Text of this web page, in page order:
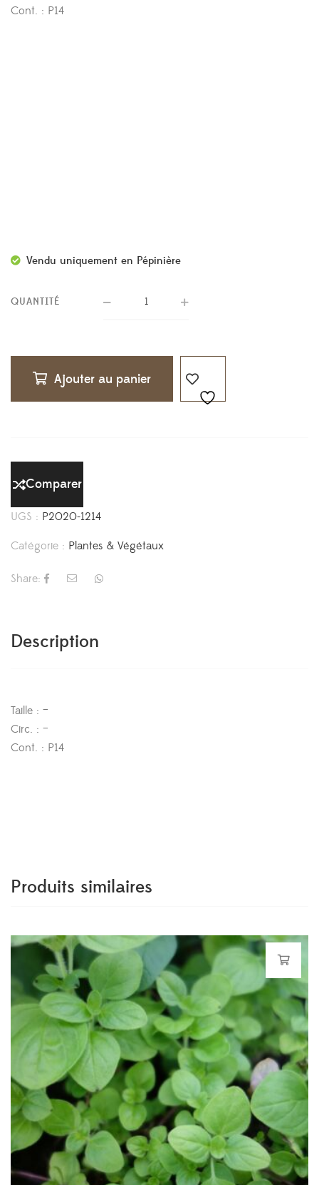
Cont. : P14
Vendu uniquement en Pépinière
QUANTITÉ
Ajouter au panier
Comparer
UGS : P2020-1214
Catégorie : Plantes & Végétaux
Share:
Description
Taille : –
Circ. : –
Cont. : P14
Produits similaires